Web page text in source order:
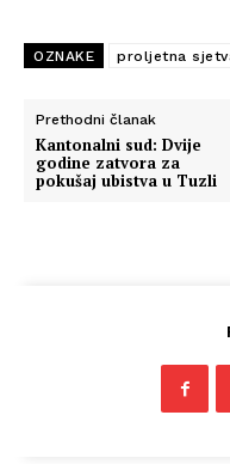
OZNAKE proljetna
Prethodni članak
Kantonalni sud: Dvije
godine zatvora za
pokušaj ubistva u Tuzli